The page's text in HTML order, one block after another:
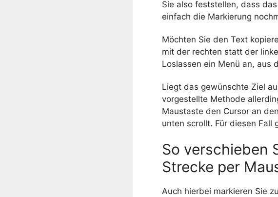
Sie also feststellen, dass
einfach die Markierung
Möchten Sie den Text
mit der rechten statt der
Loslassen ein Menü an, aus
Liegt das gewünschte Ziel
vorgestellte Methode
Maustaste den Cursor an
unten scrollt. Für diesen Fall
So verschieben
Strecke per
Auch hierbei markieren Sie